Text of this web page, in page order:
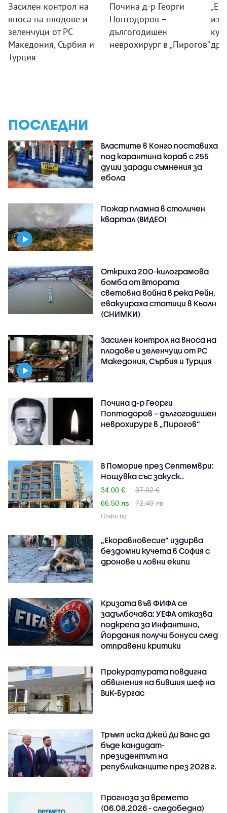
Засилен контрол на
вноса на плодове и
зеленчуци от РС
Македония, Сърбия и
Турция
Почина д-р Георги
Поптодоров –
дългогодишен
неврохирург в „Пирогов“
ПОСЛЕДНИ
Властите в Конго поставиха
под карантина кораб с 255
души заради съмнения за
ебола
Пожар пламна в столичен
квартал (ВИДЕО)
Откриха 200-килограмова
бомба от Втората
световна война в река Рейн,
евакуираха стотици в Кьолн
(СНИМКИ)
Засилен контрол на вноса на
плодове и зеленчуци от РС
Македония, Сърбия и Турция
Почина д-р Георги
Поптодоров – дългогодишен
неврохирург в „Пирогов“
В Поморие през Септември:
Нощувка със закуск..
34.00 €
37.02 €
66.50 лв
72.40 лв
Grabo.bg
„Екоравновесие“ издирва
бездомни кучета в София с
дронове и ловни екипи
Кризата във ФИФА се
задълбочава: УЕФА отказва
подкрепа за Инфантино,
Йордания получи бонуси след
отправени критики
Прокуратурата повдигна
обвинения на бившия шеф на
ВиК-Бургас
Тръмп иска Джей Ди Ванс да
бъде кандидат-
президентът на
републиканците през 2028 г.
Прогноза за времето
(06.08.2026 - следобедна)